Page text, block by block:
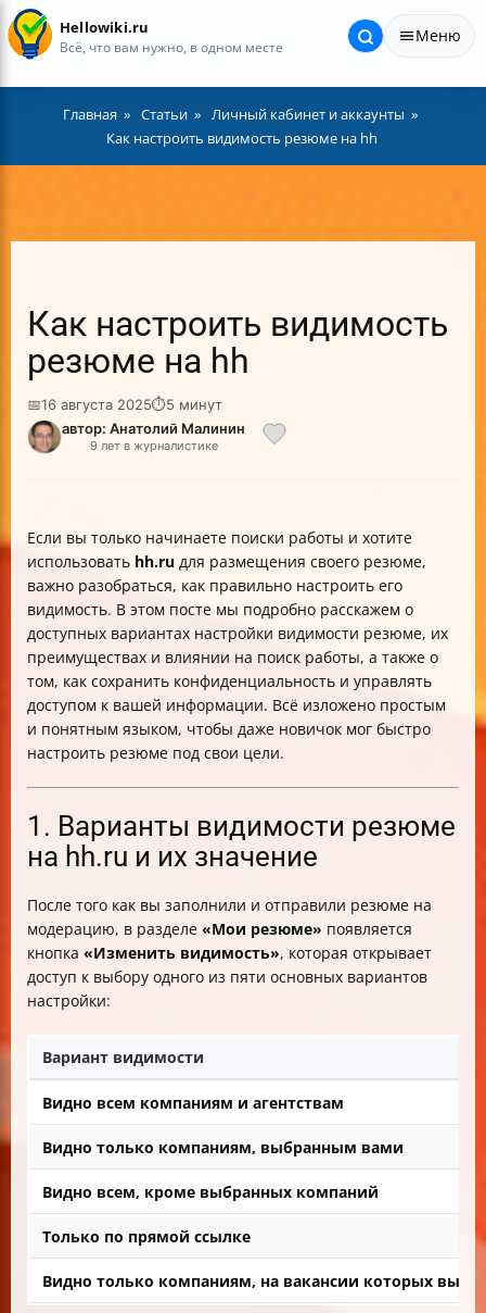
Hellowiki.ru
Всё, что вам нужно, в одном месте
Меню
Главная Статьи
Личный кабинет и аккаунты
Как настроить видимость резюме на hh
Как настроить видимость
резюме на hh
📅16 августа 2025⏱5 минут
автор: Анатолий Малинин
9 лет в журналистике
Если вы только начинаете поиски работы и хотите
использовать hh.ru для размещения своего резюме,
важно разобраться, как правильно настроить его
видимость. В этом посте мы подробно расскажем о
доступных вариантах настройки видимости резюме, их
преимуществах и влиянии на поиск работы, а также о
том, как сохранить конфиденциальность и управлять
доступом к вашей информации. Всё изложено простым
и понятным языком, чтобы даже новичок мог быстро
настроить резюме под свои цели.
1. Варианты видимости резюме
на hh.ru и их значение
После того как вы заполнили и отправили резюме на
модерацию, в разделе «Мои резюме» появляется
кнопка «Изменить видимость», которая открывает
доступ к выбору одного из пяти основных вариантов
настройки:
Вариант видимости
Видно всем компаниям и агентствам
Видно только компаниям, выбранным вами
Видно всем, кроме выбранных компаний
Только по прямой ссылке
Видно только компаниям, на вакансии которых вы